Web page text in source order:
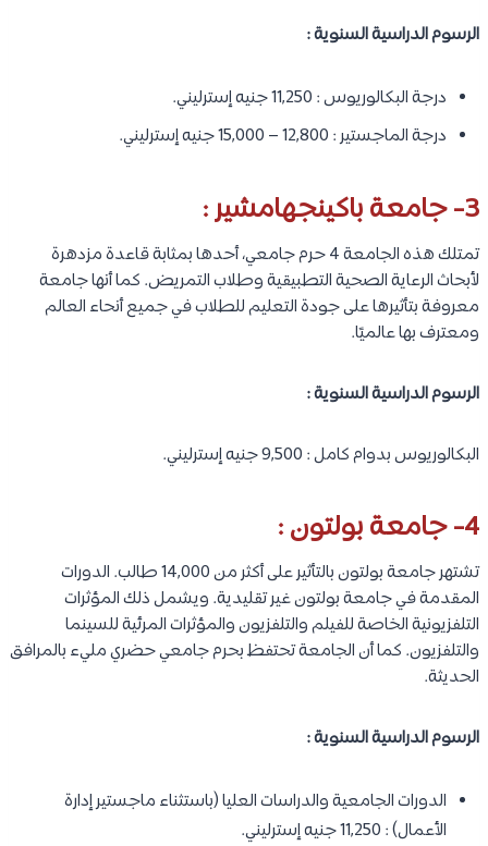
الرسوم الدراسية السنوية :
درجة البكالوريوس : 11,250 جنيه إسترليني.
درجة الماجستير : 12,800 – 15,000 جنيه إسترليني.
3- جامعة باكينجهامشير :
تمتلك هذه الجامعة 4 حرم جامعي، أحدها بمثابة قاعدة مزدهرة
لأبحاث الرعاية الصحية التطبيقية وطلاب التمريض. كما أنها جامعة
معروفة بتأثيرها على جودة التعليم للطلاب في جميع أنحاء العالم
ومعترف بها عالميًا.
الرسوم الدراسية السنوية :
البكالوريوس بدوام كامل : 9,500 جنيه إسترليني.
4- جامعة بولتون :
تشتهر جامعة بولتون بالتأثير على أكثر من 14,000 طالب. الدورات
المقدمة في جامعة بولتون غير تقليدية. ويشمل ذلك المؤثرات
التلفزيونية الخاصة للفيلم والتلفزيون والمؤثرات المرئية للسينما
والتلفزيون. كما أن الجامعة تحتفظ بحرم جامعي حضري مليء بالمرافق
الحديثة.
الرسوم الدراسية السنوية :
الدورات الجامعية والدراسات العليا (باستثناء ماجستير إدارة
الأعمال) : 11,250 جنيه إسترليني.